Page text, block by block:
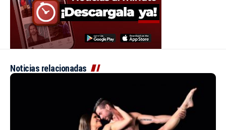
Noticias relacionadas